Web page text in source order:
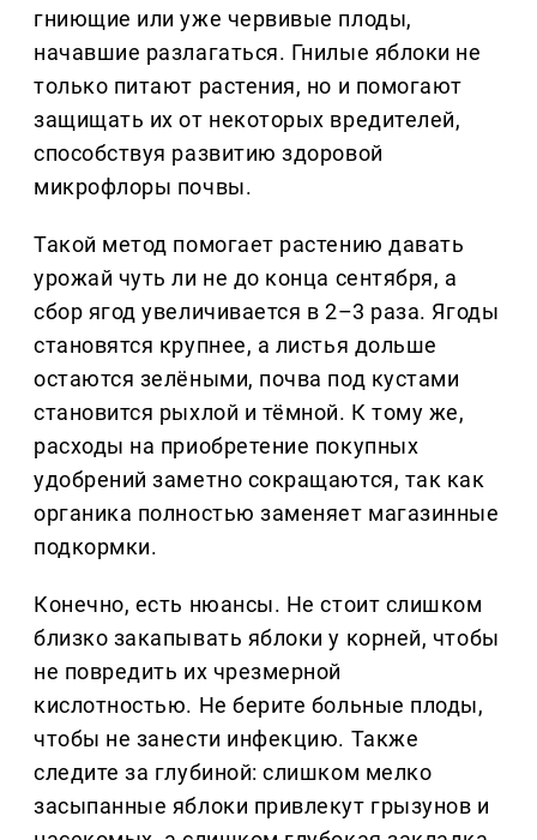
гниющие или уже червивые плоды,
начавшие разлагаться. Гнилые яблоки не
только питают растения, но и помогают
защищать их от некоторых вредителей,
способствуя развитию здоровой
микрофлоры почвы.
Такой метод помогает растению давать
урожай чуть ли не до конца сентября, а
сбор ягод увеличивается в 2–3 раза. Ягоды
становятся крупнее, а листья дольше
остаются зелёными, почва под кустами
становится рыхлой и тёмной. К тому же,
расходы на приобретение покупных
удобрений заметно сокращаются, так как
органика полностью заменяет магазинные
подкормки.
Конечно, есть нюансы. Не стоит слишком
близко закапывать яблоки у корней, чтобы
не повредить их чрезмерной
кислотностью. Не берите больные плоды,
чтобы не занести инфекцию. Также
следите за глубиной: слишком мелко
засыпанные яблоки привлекут грызунов и